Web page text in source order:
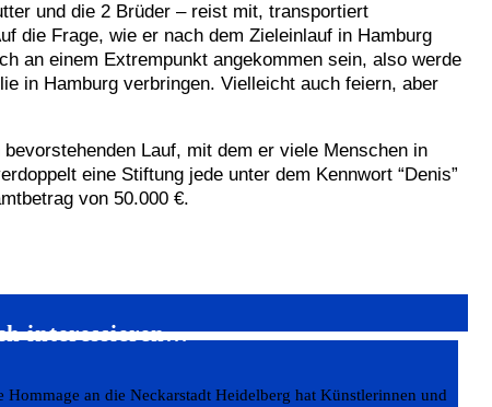
und die 2 Brüder – reist mit, transportiert
die Frage, wie er nach dem Zieleinlauf in Hamburg
an einem Extrempunkt angekommen sein, also werde
in Hamburg verbringen. Vielleicht auch feiern, aber
Lauf, mit dem er viele Menschen in
eine Stiftung jede unter dem Kennwort “Denis”
von 50.000 €.
interessieren…
an die Neckarstadt Heidelberg hat Künstlerinnen und